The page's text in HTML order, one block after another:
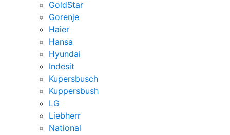
GoldStar
Gorenje
Haier
Hansa
Hyundai
Indesit
Kupersbusch
Kuppersbush
LG
Liebherr
National